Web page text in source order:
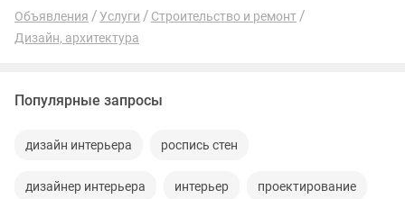
Объявления Услуги
Строительство и ремонт
Дизайн, архитектура
Популярные запросы
дизайн интерьера роспись стен
дизайнер интерьера интерьер проектирование